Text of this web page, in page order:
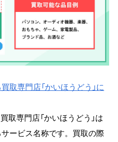
取専門店「かいほうどう」に
専門店「かいほうどう」は
ービス名称です。買取の際